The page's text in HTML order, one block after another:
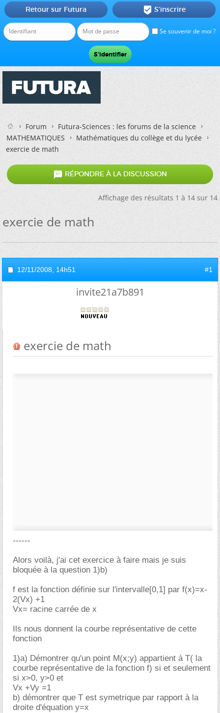
Se souvenir de moi ?
Retour sur Futura  S'inscrire
Forum
Futura-Sciences : les forums de la science
MATHEMATIQUES
Mathématiques du collège et du lycée
exercie de math
 RÉPONDRE À LA DISCUSSION
Affichage des résultats 1 à 14 sur 14
exercie de math
12/11/2008, 14h51 #1
invite21a7b891
exercie de math
------
Alors voilà, j'ai cet exercice à faire mais je suis
bloquée à la question 1)b)
f est la fonction définie sur l'intervalle[0,1] par f(x)=x-
2(Vx) +1
Vx= racine carrée de x
Ils nous donnent la courbe représentative de cette
fonction
1)a) Démontrer qu'un point M(x;y) appartient à T( la
courbe représentative de la fonction f) si et seulement
si x>0, y>0 et
Vx +Vy =1
b) démontrer que T est symetrique par rapport à la
droite d'équation y=x